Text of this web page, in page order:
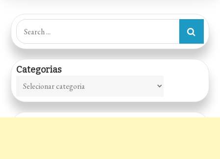
Artesanais
Search
for:
Categorias
Categorias